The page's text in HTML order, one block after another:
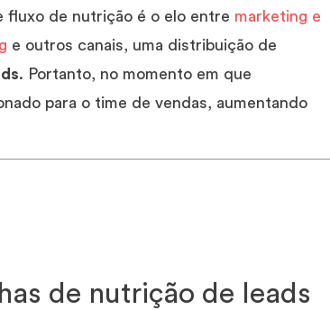
fluxo de nutrição é o elo entre marketing e
e outros canais, uma distribuição de
. Portanto, no momento em que
para o time de vendas, aumentando
de nutrição de leads